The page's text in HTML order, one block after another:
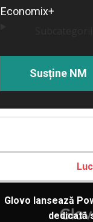
Economix+
Susține NM
Glovo lansează
dedicată